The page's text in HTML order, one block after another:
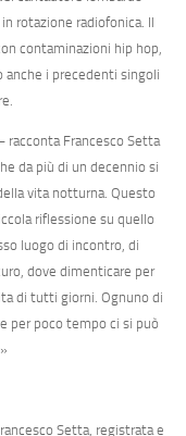
rotazione radiofonica. Il
contaminazioni hip hop,
i precedenti singoli
racconta Francesco Setta
da più di un decennio si
vita notturna. Questo
riflessione su quello
luogo di incontro, di
dove dimenticare per
di tutti giorni. Ognuno di
per poco tempo ci si può
»
Setta, registrata e